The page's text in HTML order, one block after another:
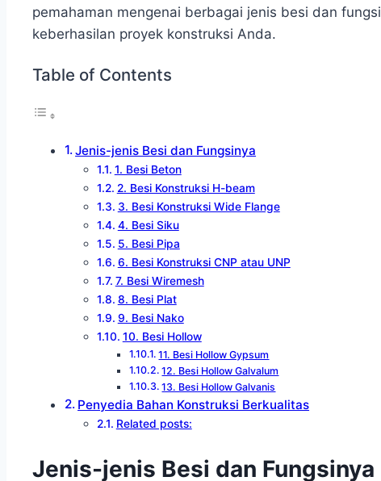
pemahaman mengenai berbagai jenis besi dan
keberhasilan proyek konstruksi Anda.
Table of Contents
Jenis-jenis Besi dan Fungsinya
1. Besi Beton
2. Besi Konstruksi H-beam
3. Besi Konstruksi Wide Flange
4. Besi Siku
5. Besi Pipa
6. Besi Konstruksi CNP atau UNP
7. Besi Wiremesh
8. Besi Plat
9. Besi Nako
10. Besi Hollow
11. Besi Hollow Gypsum
12. Besi Hollow Galvalum
13. Besi Hollow Galvanis
Penyedia Bahan Konstruksi Berkualitas
Related posts:
Jenis-jenis Besi dan Fungsinya